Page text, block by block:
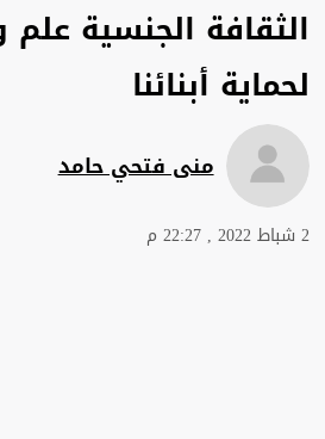
الثقافة الجنسية
لحماية أبنائنا
منى فتحي حامد
2 شباط 2022 , 22:27 م